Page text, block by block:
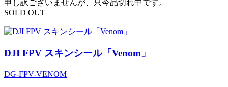
申し訳ございませんが、只今品切れ中です。
SOLD OUT
DJI FPV スキンシール「Venom」
DG-FPV-VENOM